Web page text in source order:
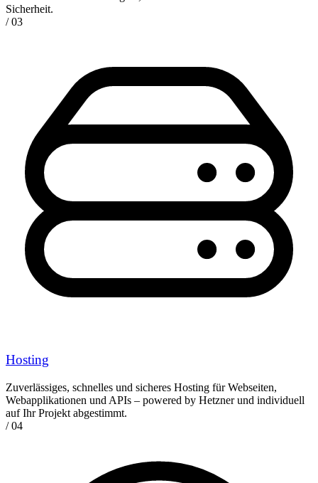
Sicherheit.
/ 03
Hosting
Zuverlässiges, schnelles und sicheres Hosting für Webseiten,
Webapplikationen und APIs – powered by Hetzner und individuell
auf Ihr Projekt abgestimmt.
/ 04